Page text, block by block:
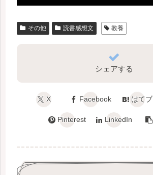
その他 読書感想文 教養
シェアする
X Facebook はてブ
Pinterest LinkedIn